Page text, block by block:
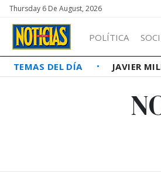
Thursday 6 De August, 2026
POLÍTICA
TEMAS DEL DÍA JAVIER